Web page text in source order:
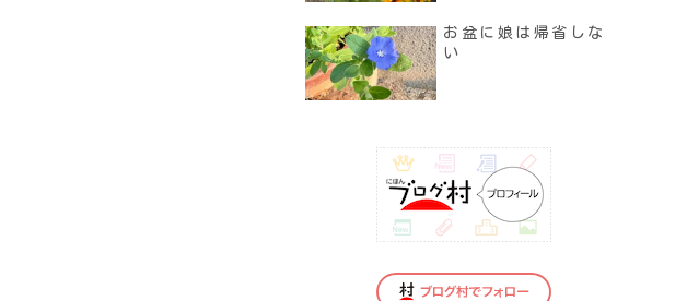
お盆に娘は帰省しな
い